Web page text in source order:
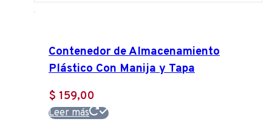
Contenedor de Almacenamiento
Plástico Con Manija y Tapa
$ 159,00
Leer más